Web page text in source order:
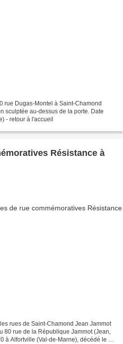
rue Dugas-Montel à Saint-Chamond
sculptée au-dessus de la porte. Date
- retour à l'accueil
Résistance à
rues de Saint-Chamond Jean Jammot
80 rue de la République Jammot (Jean,
à Alfortville (Val-de-Marne), décédé le 3